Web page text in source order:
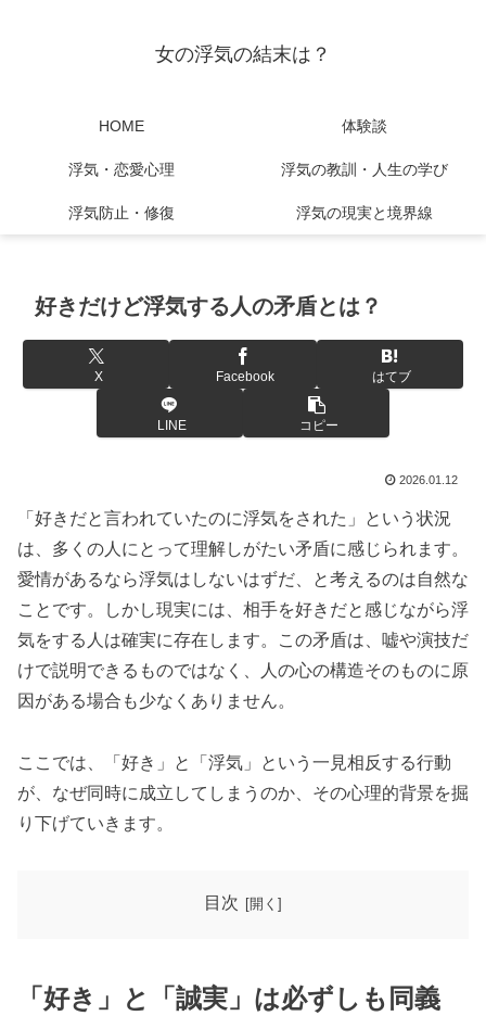
女の浮気の結末は？
HOME 体験談
浮気・恋愛心理 浮気の教訓・人生の学び
浮気防止・修復 浮気の現実と境界線
好きだけど浮気する人の矛盾とは？
X Facebook はてブ
LINE コピー
2026.01.12
「好きだと言われていたのに浮気をされた」という状況
は、多くの人にとって理解しがたい矛盾に感じられます。
愛情があるなら浮気はしないはずだ、と考えるのは自然な
ことです。しかし現実には、相手を好きだと感じながら浮
気をする人は確実に存在します。この矛盾は、嘘や演技だ
けで説明できるものではなく、人の心の構造そのものに原
因がある場合も少なくありません。
ここでは、「好き」と「浮気」という一見相反する行動
が、なぜ同時に成立してしまうのか、その心理的背景を掘
り下げていきます。
目次
「好き」と「誠実」は必ずしも同義